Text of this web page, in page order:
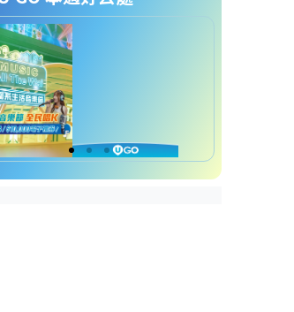
國家隊選手陳雨菲
巴黎奧運羽毛球運動員 | 4.
台灣選手戴資穎
巴黎奧運羽毛球運動員 | 5.
印度「一姐」辛度
巴黎奧運羽毛球運動員 | 6.
前世界球王、丹麥名將安賽